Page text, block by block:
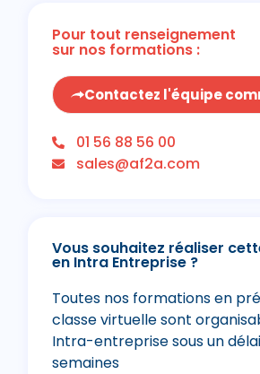
Pour tout renseignement
sur nos formations :
Contactez l'équipe
01 56 88 56 00
sales@af2a.com
Vous souhaitez réaliser
en Intra Entreprise ?
Toutes nos formations en
classe virtuelle sont
Intra-entreprise sous un
semaines